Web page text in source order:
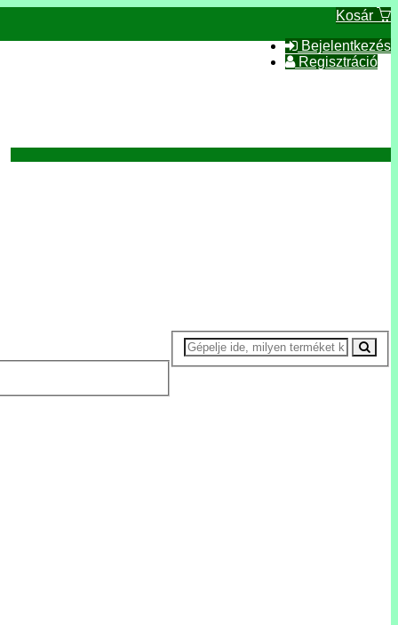
Kosár
Bejelentkezés
Regisztráció